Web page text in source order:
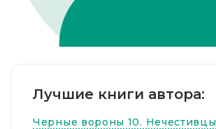
Лучшие книги автора:
Черные вороны 10. Нечестивцы